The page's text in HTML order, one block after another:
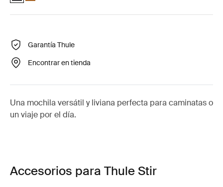
Garantía Thule
Encontrar en tienda
Una mochila versátil y liviana perfecta para caminatas o
un viaje por el día.
Accesorios para Thule Stir